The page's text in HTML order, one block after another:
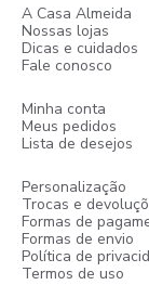
A Casa Almeida
Nossas lojas
Dicas e cuidados
Fale conosco
Minha conta
Meus pedidos
Lista de desejos
Personalização
Trocas e
Formas de
Formas de envio
Política de
Termos de uso